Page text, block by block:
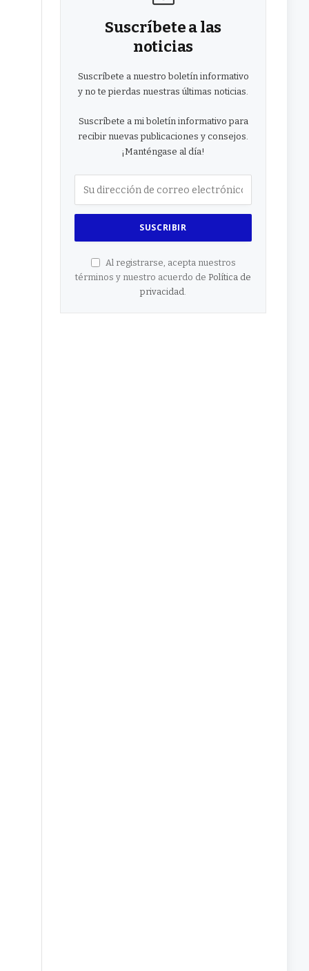
Suscríbete a las
noticias
Suscríbete a nuestro boletín informativo
y no te pierdas nuestras últimas noticias.
Suscríbete a mi boletín informativo para
recibir nuevas publicaciones y consejos.
¡Manténgase al día!
Al registrarse, acepta nuestros
términos y nuestro acuerdo de Política de
privacidad.